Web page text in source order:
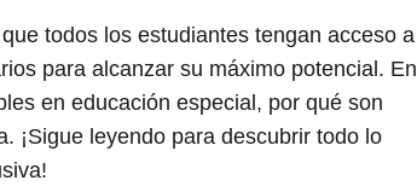
todos los estudiantes tengan acceso a
para alcanzar su máximo potencial. En
en educación especial, por qué son
¡Sigue leyendo para descubrir todo lo